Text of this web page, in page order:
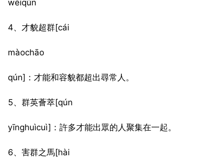
wēiqún
4、才貌超群[cái
màochāo
qún]：才能和容貌都超出尋常人。
5、群英薈萃[qún
yīnghuìcuì]：許多才能出眾的人聚集在一起。
6、害群之馬[hài